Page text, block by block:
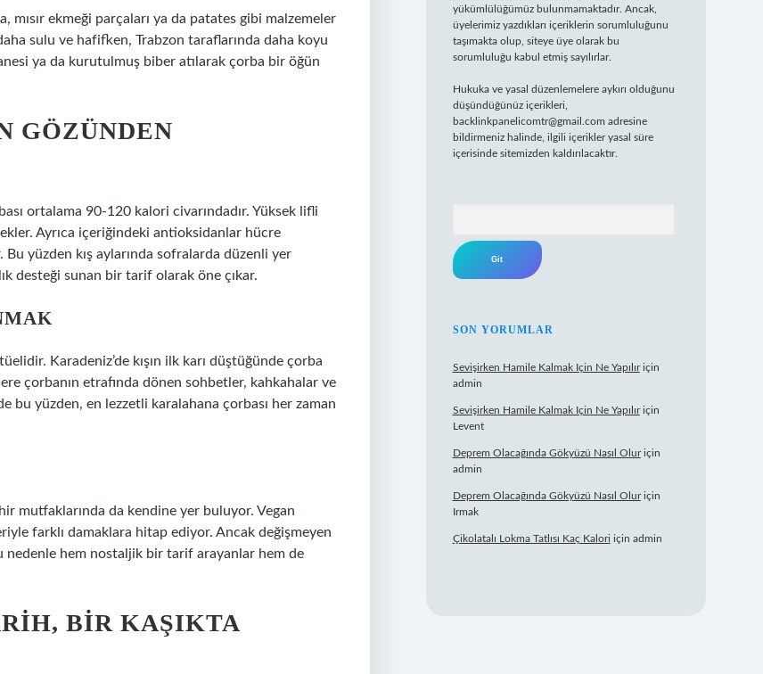
mısır ekmeği parçaları ya da patates gibi malzemeler
sulu ve hafifken, Trabzon taraflarında daha koyu
ya da kurutulmuş biber atılarak çorba bir öğün
GÖZÜNDEN
ortalama 90-120 kalori civarındadır. Yüksek lifli
Ayrıca içeriğindeki antioksidanlar hücre
yüzden kış aylarında sofralarda düzenli yer
desteği sunan bir tarif olarak öne çıkar.
Karadeniz’de kışın ilk karı düştüğünde çorba
çorbanın etrafında dönen sohbetler, kahkahalar ve
bu yüzden, en lezzetli karalahana çorbası her zaman
mutfaklarında da kendine yer buluyor. Vegan
farklı damaklara hitap ediyor. Ancak değişmeyen
nedenle hem nostaljik bir tarif arayanlar hem de
BIR KAŞIKTA
yükümlülüğümüz bulunmamaktadır. Ancak,
üyelerimiz yazdıkları içeriklerin sorumluluğunu
taşımakta olup, siteye üye olarak bu
sorumluluğu kabul etmiş sayılırlar.
Hukuka ve yasal düzenlemelere aykırı olduğunu
düşündüğünüz içerikleri,
backlinkpanelicomtr@gmail.com adresine
bildirmeniz halinde, ilgili içerikler yasal süre
içerisinde sitemizden kaldırılacaktır.
SON YORUMLAR
Sevişirken Hamile Kalmak Için Ne Yapılıriçin
admin
Sevişirken Hamile Kalmak Için Ne Yapılıriçin
Levent
Deprem Olacağında Gökyüzü Nasıl Oluriçin
admin
Deprem Olacağında Gökyüzü Nasıl Oluriçin
Irmak
Çikolatalı Lokma Tatlısı Kaç Kalori için admin